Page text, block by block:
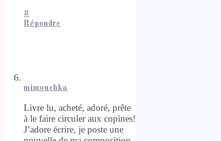
#
Répondre
mimouchka
Livre lu, acheté, adoré, prête
à le faire circuler aux copines!
J’adore écrire, je poste une